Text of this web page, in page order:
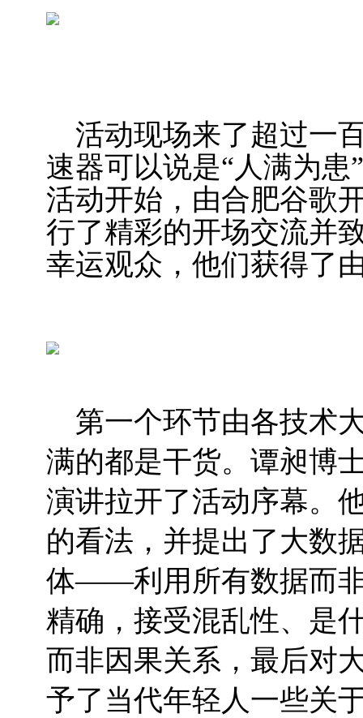
活动现场来了超过一
速器可以说是“人满为
活动开始，由合肥谷歌
行了精彩的开场交流并
幸运观众，他们获得了
第一个环节由各技术
满的都是干货。谭昶博
演讲拉开了活动序幕。
的看法，并提出了大数
体——利用所有数据而
精确，接受混乱性、是
而非因果关系，最后对
予了当代年轻人一些关